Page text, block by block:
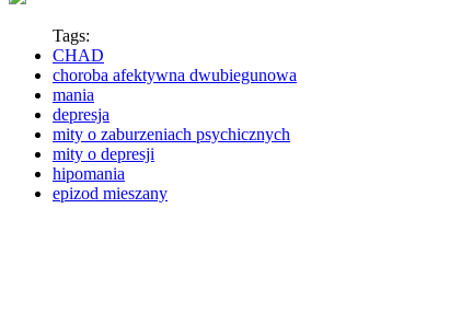
Tags:
CHAD
choroba afektywna dwubiegunowa
mania
depresja
mity o zaburzeniach psychicznych
mity o depresji
hipomania
epizod mieszany